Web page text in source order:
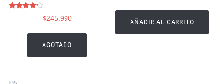
de 5
$245.990
AGOTADO
AÑADIR AL CARRITO